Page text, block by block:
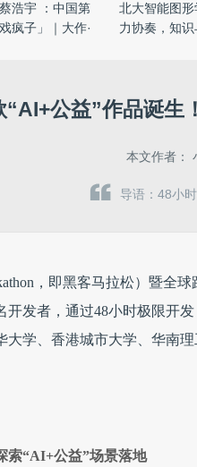
蔡浩宇 ：中国第
疯子」｜大作·
北大智能图
力协奏，知
“AI+公益”作品诞生
本文作者：
导语：48小
，即黑客马拉松）暨全
开发者，通过48小时极限开
学、香港城市大学、华南